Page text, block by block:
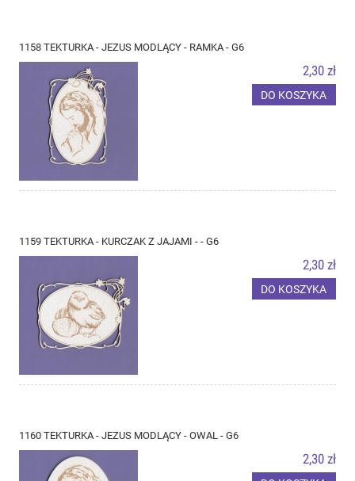
1158 TEKTURKA - JEZUS MODLĄCY - RAMKA - G6
2,30 zł
DO KOSZYKA
1159 TEKTURKA - KURCZAK Z JAJAMI - - G6
2,30 zł
DO KOSZYKA
1160 TEKTURKA - JEZUS MODLĄCY - OWAL - G6
2,30 zł